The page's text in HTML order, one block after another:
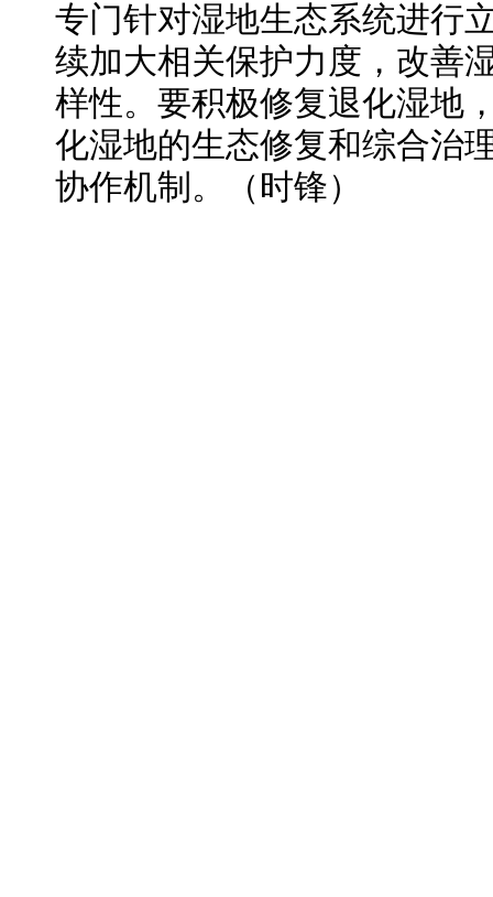
专门针对湿地生态系统进行
续加大相关保护力度，改善
样性。要积极修复退化湿地
化湿地的生态修复和综合治
协作机制。（时锋）